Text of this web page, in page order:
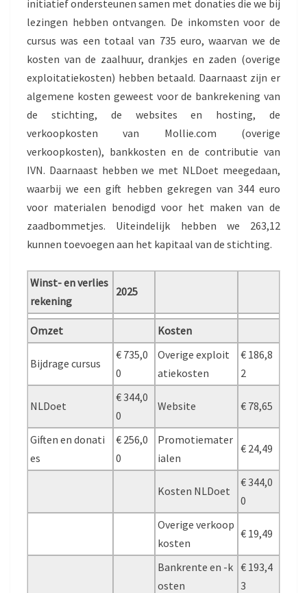
initiatief ondersteunen samen met donaties die we bij
lezingen hebben ontvangen. De inkomsten voor de
cursus was een totaal van 735 euro, waarvan we de
kosten van de zaalhuur, drankjes en zaden (overige
exploitatiekosten) hebben betaald. Daarnaast zijn er
algemene kosten geweest voor de bankrekening van
de stichting, de websites en hosting, de
verkoopkosten van Mollie.com (overige
verkoopkosten), bankkosten en de contributie van
IVN. Daarnaast hebben we met NLDoet meegedaan,
waarbij we een gift hebben gekregen van 344 euro
voor materialen benodigd voor het maken van de
zaadbommetjes. Uiteindelijk hebben we 263,12
kunnen toevoegen aan het kapitaal van de stichting.
Winst- en verlies
rekening
2025
Omzet Kosten
Bijdrage cursus
€ 735,0
0
Overige exploit
atiekosten
€ 186,8
2
NLDoet
€ 344,0
0
Website € 78,65
Giften en donati
es
€ 256,0
0
Promotiemater
ialen
€ 24,49
Kosten NLDoet
€ 344,0
0
Overige verkoop
kosten
€ 19,49
Bankrente en -k
osten
€ 193,4
3